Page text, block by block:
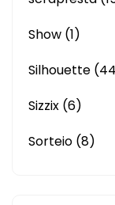
Show (1)
Silhouette
Sizzix (6)
Sorteio (8)